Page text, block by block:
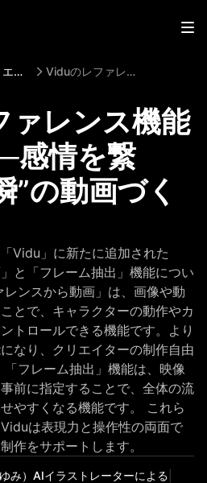
Vidu クリエイターインサイト Viduのレファレンス機能で叶える──感情を繋ぐ“次の一瞬”の動画づくり
レンス機能
感情を繋
”の動画づく
Vidu」に新たに追加された
と「フレーム抽出」機能につい
ンスから動画」は、画像や動
とで、キャラクターの動作やカ
トロールできる機能です。より
なり、クリエイターの制作自由
フレーム抽出」機能は、映像
前に指定することで、全体の流
やすくなる機能です。 これら
は表現力と操作性の両面で
作をサポートします。
み）AIイラストレーターによる